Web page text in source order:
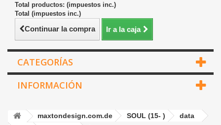
Total productos: (impuestos inc.)
Total (impuestos inc.)
Continuar la compra Ir a la caja
CATEGORÍAS
INFORMACIÓN
maxtondesign.com.de SOUL (15- )
data